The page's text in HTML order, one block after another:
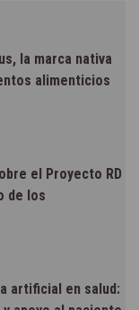
la marca nativa
alimenticios
el Proyecto RD
de los
artificial en salud: